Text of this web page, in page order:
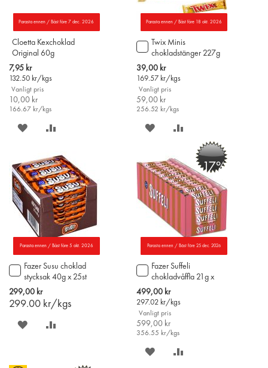
Parasta ennen / Bäst före 7 dec. 2026
Cloetta Kexchoklad
Original 60g
Special
Price
7,95 kr
132.50 kr/kgs
Vanligt pris
10,00 kr
166.67 kr/kgs
SPARA
ÖNSKELISTAN
JÄMFÖR
Parasta ennen / Bäst före 18 okt. 2026
Twix Minis
chokladstänger 227g
Special
Price
39,00 kr
169.57 kr/kgs
Vanligt pris
59,00 kr
256.52 kr/kgs
Lägg
till
i
varukorgen
SPARA
ÖNSKELISTAN
JÄMFÖR
Parasta ennen / Bäst före 5 okt. 2026
Fazer Susu choklad
stycksak 40g x 25st
299,00 kr
299.00 kr/kgs
Lägg
till
varukorgen
SPARA
ÖNSKELISTAN
JÄMFÖR
-17%
Parasta ennen / Bäst före 25 dec. 2026
Fazer Suffeli
chokladvåffla 21g x
80st
Special
Price
499,00 kr
297.02 kr/kgs
Vanligt pris
599,00 kr
356.55 kr/kgs
Lägg
till
varukorgen
SPARA